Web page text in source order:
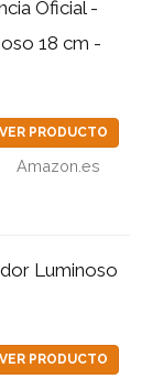
Oficial -
18 cm -
VER PRODUCTO
Amazon.es
Luminoso
VER PRODUCTO